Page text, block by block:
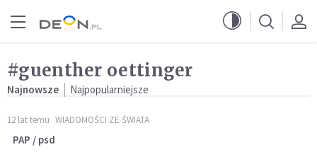
#guenther oettinger
Najnowsze Najpopularniejsze
12 lat temu WIADOMOŚCI ZE ŚWIATA
PAP / psd